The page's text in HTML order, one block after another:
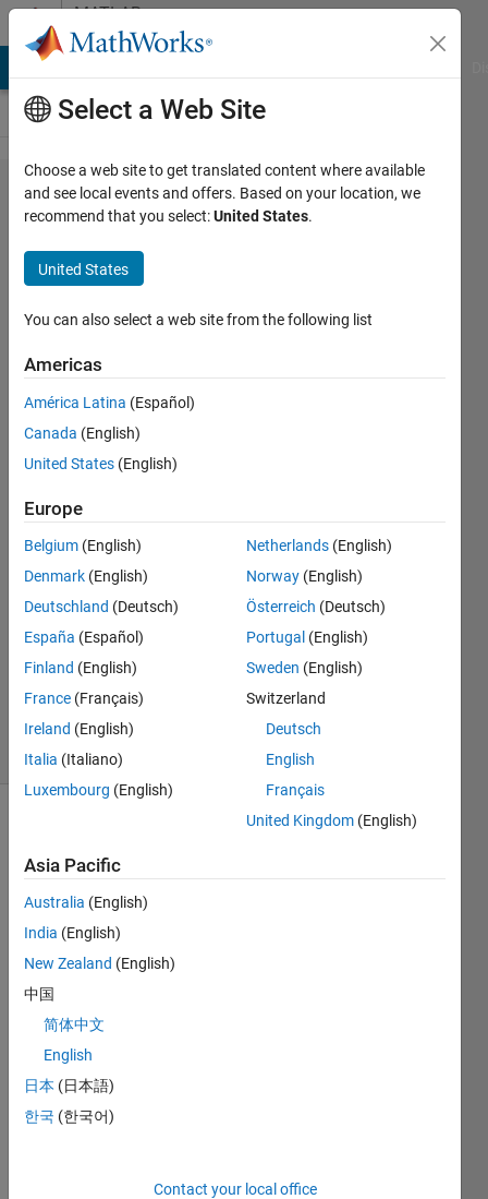
Skip to contentMATLAB
Answers
特異値
分解を
利用し
た​点群
レジス
トレー
ショ​ン
につい
て
ichiro
obayashi
29 Jun
2017
1 Answer
Answer
Accepted
Updated
30 Jun 2017
3 Views
(30 days)
特異
値分
解を
した
点群
レジ
スト
レー
Select a Web Site
Choose a web site to get translated content where available
and see local events and offers. Based on your location, we
recommend that you select:United States.
United States
You can also select a web site from the following list
Americas
América Latina (Español)
Canada (English)
United States (English)
Europe
Belgium (English)
Denmark (English)
Deutschland (Deutsch)
España (Español)
Finland (English)
France (Français)
Ireland (English)
Italia (Italiano)
Luxembourg (English)
Netherlands (English)
Norway (English)
Österreich (Deutsch)
Portugal (English)
Sweden (English)
Switzerland
Deutsch
English
Français
United Kingdom (English)
Asia Pacific
Australia (English)
India (English)
New Zealand (English)
中国
简体中文
English
日本 (日本語)
한국 (한국어)
Contact your local office